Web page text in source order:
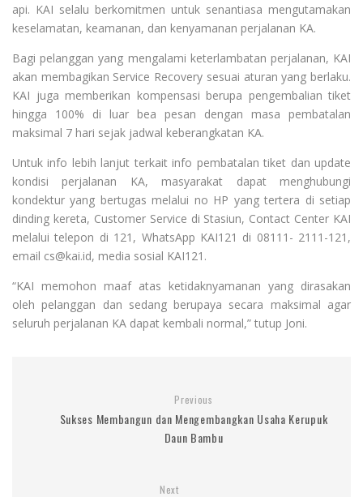
api. KAI selalu berkomitmen untuk senantiasa mengutamakan
keselamatan, keamanan, dan kenyamanan perjalanan KA.
Bagi pelanggan yang mengalami keterlambatan perjalanan, KAI
akan membagikan Service Recovery sesuai aturan yang berlaku.
KAI juga memberikan kompensasi berupa pengembalian tiket
hingga 100% di luar bea pesan dengan masa pembatalan
maksimal 7 hari sejak jadwal keberangkatan KA.
Untuk info lebih lanjut terkait info pembatalan tiket dan update
kondisi perjalanan KA, masyarakat dapat menghubungi
kondektur yang bertugas melalui no HP yang tertera di setiap
dinding kereta, Customer Service di Stasiun, Contact Center KAI
melalui telepon di 121, WhatsApp KAI121 di 08111- 2111-121,
email cs@kai.id, media sosial KAI121.
“KAI memohon maaf atas ketidaknyamanan yang dirasakan
oleh pelanggan dan sedang berupaya secara maksimal agar
seluruh perjalanan KA dapat kembali normal,” tutup Joni.
Previous
Sukses Membangun dan Mengembangkan Usaha Kerupuk
Daun Bambu
Next